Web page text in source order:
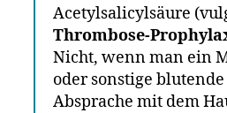
Acetylsalicylsäure
Thrombose-
Nicht, wenn man ein
oder sonstige
Absprache mit dem